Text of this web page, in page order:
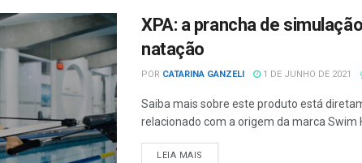
XPA: a prancha de
natação
POR CATARINA GANZELI 1 DE JUNHO DE 2021
Saiba mais sobre este produto está
relacionado com a origem da marca Swim
LEIA MAIS